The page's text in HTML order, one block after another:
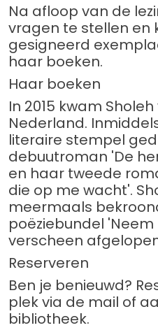
Na afloop van de
vragen te stellen en
gesigneerd
haar boeken.
Haar boeken
In 2015 kwam
Nederland.
literaire stempel
debuutroman 'De
en haar tweede
die op me wacht'.
meermaals
poëziebundel 'Neem
verscheen
Reserveren
Ben je benieuwd?
plek via de mail of
bibliotheek.